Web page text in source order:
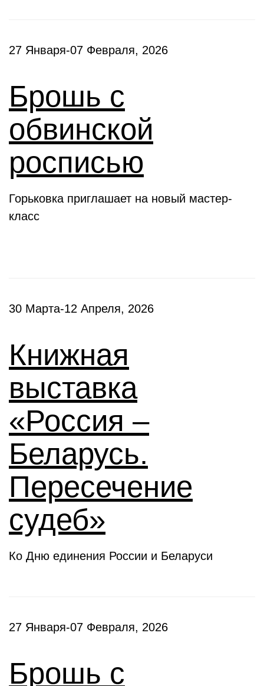
27 Января-07 Февраля, 2026
Брошь с
обвинской
росписью
Горьковка приглашает на новый мастер-
класс
30 Марта-12 Апреля, 2026
Книжная
выставка
«Россия –
Беларусь.
Пересечение
судеб»
Ко Дню единения России и Беларуси
27 Января-07 Февраля, 2026
Брошь с